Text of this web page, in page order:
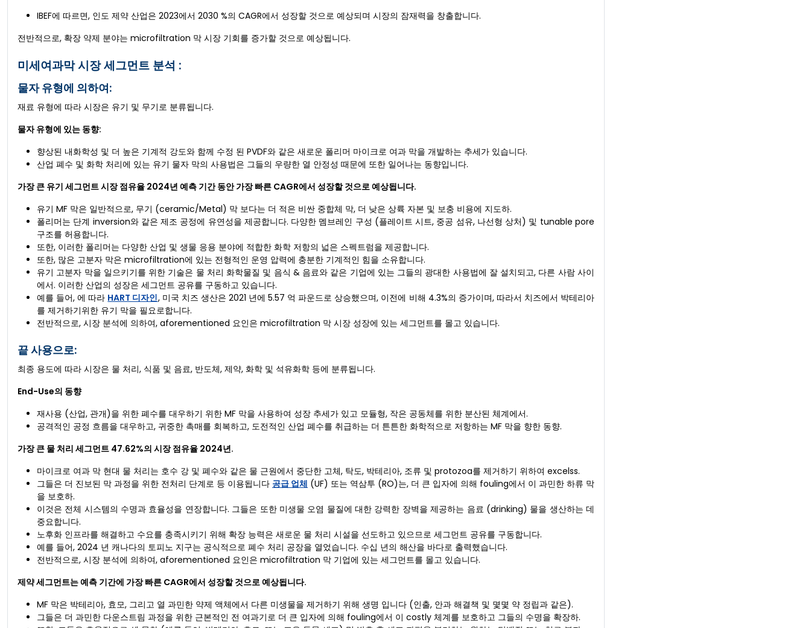
IBEF에 따르면, 인도 제약 산업은 2023에서 2030 %의 CAGR에서 성장할 것으로 예상되며 시장의 잠재력을 창출합니다.
전반적으로, 확장 약제 분야는 microfiltration 막 시장 기회를 증가할 것으로 예상됩니다.
미세여과막 시장 세그먼트 분석 :
물자 유형에 의하여:
재료 유형에 따라 시장은 유기 및 무기로 분류됩니다.
물자 유형에 있는 동향:
향상된 내화학성 및 더 높은 기계적 강도와 함께 수정 된 PVDF와 같은 새로운 폴리머 마이크로 여과 막을 개발하는 추세가 있습니다.
산업 폐수 및 화학 처리에 있는 유기 물자 막의 사용법은 그들의 우량한 열 안정성 때문에 또한 일어나는 동향입니다.
가장 큰 유기 세그먼트시장 점유율 2024년 예측 기간 동안 가장 빠른 CAGR에서 성장할 것으로 예상됩니다.
유기 MF 막은 일반적으로, 무기 (ceramic/Metal) 막 보다는 더 적은 비싼 중합체 막, 더 낮은 상륙 자본 및 보충 비용에 지도하.
폴리머는 단계 inversion와 같은 제조 공정에 유연성을 제공합니다. 다양한 멤브레인 구성 (플레이트 시트, 중공 섬유, 나선형 상처) 및 tunable pore
구조를 허용합니다.
또한, 이러한 폴리머는 다양한 산업 및 생물 응용 분야에 적합한 화학 저항의 넓은 스펙트럼을 제공합니다.
또한, 많은 고분자 막은 microfiltration에 있는 전형적인 운영 압력에 충분한 기계적인 힘을 소유합니다.
유기 고분자 막을 일으키기를 위한 기술은 물 처리 화학물질 및 음식 & 음료와 같은 기업에 있는 그들의 광대한 사용법에 잘 설치되고, 다른 사람 사이
에서. 이러한 산업의 성장은 세그먼트 공유를 구동하고 있습니다.
예를 들어, 에 따라 HART 디자인, 미국 치즈 생산은 2021 년에 5.57 억 파운드로 상승했으며, 이전에 비해 4.3%의 증가이며, 따라서 치즈에서 박테리아
를 제거하기위한 유기 막을 필요로합니다.
전반적으로, 시장 분석에 의하여, aforementioned 요인은 microfiltration 막 시장 성장에 있는 세그먼트를 몰고 있습니다.
끝 사용으로:
최종 용도에 따라 시장은 물 처리, 식품 및 음료, 반도체, 제약, 화학 및 석유화학 등에 분류됩니다.
End-Use의 동향
재사용 (산업, 관개)을 위한 폐수를 대우하기 위한 MF 막을 사용하여 성장 추세가 있고 모듈형, 작은 공동체를 위한 분산된 체계에서.
공격적인 공정 흐름을 대우하고, 귀중한 촉매를 회복하고, 도전적인 산업 폐수를 취급하는 더 튼튼한 화학적으로 저항하는 MF 막을 향한 동향.
가장 큰 물 처리 세그먼트 47.62%의 시장 점유율 2024년.
마이크로 여과 막 현대 물 처리는 호수 강 및 폐수와 같은 물 근원에서 중단한 고체, 탁도, 박테리아, 조류 및 protozoa를 제거하기 위하여 excelss.
그들은 더 진보된 막 과정을 위한 전처리 단계로 등 이용됩니다 공급 업체 (UF) 또는 역삼투 (RO)는, 더 큰 입자에 의해 fouling에서 이 과민한 하류 막
을 보호하.
이것은 전체 시스템의 수명과 효율성을 연장합니다. 그들은 또한 미생물 오염 물질에 대한 강력한 장벽을 제공하는 음료 (drinking) 물을 생산하는 데
중요합니다.
노후화 인프라를 해결하고 수요를 충족시키기 위해 확장 능력은 새로운 물 처리 시설을 선도하고 있으므로 세그먼트 공유를 구동합니다.
예를 들어, 2024 년 캐나다의 토피노 지구는 공식적으로 폐수 처리 공장을 열었습니다. 수십 년의 해산을 바다로 출력했습니다.
전반적으로, 시장 분석에 의하여, aforementioned 요인은 microfiltration 막 기업에 있는 세그먼트를 몰고 있습니다.
제약 세그먼트는 예측 기간에 가장 빠른 CAGR에서 성장할 것으로 예상됩니다.
MF 막은 박테리아, 효모, 그리고 열 과민한 약제 액체에서 다른 미생물을 제거하기 위해 생명 입니다 (인출, 안과 해결책 및 몇몇 약 정립과 같은).
그들은 더 과민한 다운스트림 과정을 위한 근본적인 전 여과기로 더 큰 입자에 의해 fouling에서 이 costly 체계를 보호하고 그들의 수명을 확장하.